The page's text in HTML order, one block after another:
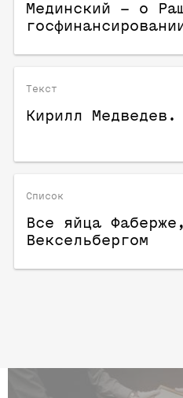
Мединский – о
Текст
Кирилл Медведев.
Список
Все яйца
Вексельбергом